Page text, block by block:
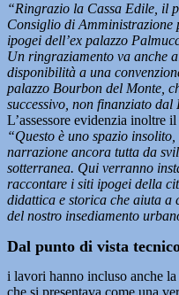
“Ringrazio la Cassa Edile, il
Consiglio di Amministrazione
ipogei dell’ex palazzo
Un ringraziamento va anche
disponibilità a una
palazzo Bourbon del Monte,
successivo, non finanziato
L’assessore evidenzia inoltre
“Questo è uno spazio
narrazione ancora tutta da
sotterranea. Qui verranno
raccontare i siti ipogei della
didattica e storica che aiuta a
del nostro insediamento
Dal punto di vista
i lavori hanno incluso anche
che si presentava come una